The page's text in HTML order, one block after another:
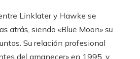
Linklater y Hawke se
atrás, siendo «Blue Moon» su
Su relación profesional
del amanecer» en 1995, y